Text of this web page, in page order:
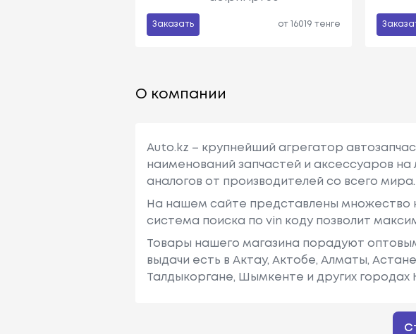
Заказать от 16019 тенге
О компании
Auto.kz – крупнейший агрегатор
наименований запчастей и аксессуаров
аналогов от производителей со всего мира.
На нашем сайте представлены множество
система поиска по vin коду позволит
Товары нашего магазина порадуют
выдачи есть в Актау, Актобе, Алматы,
Талдыкоргане, Шымкенте и других городах